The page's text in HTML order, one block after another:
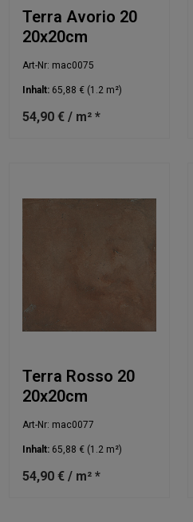
Terra Avorio 20
20x20cm
Art-Nr: mac0075
Inhalt: 65,88 € (1.2 m²)
54,90 € / m² *
Terra Rosso 20
20x20cm
Art-Nr: mac0077
Inhalt: 65,88 € (1.2 m²)
54,90 € / m² *